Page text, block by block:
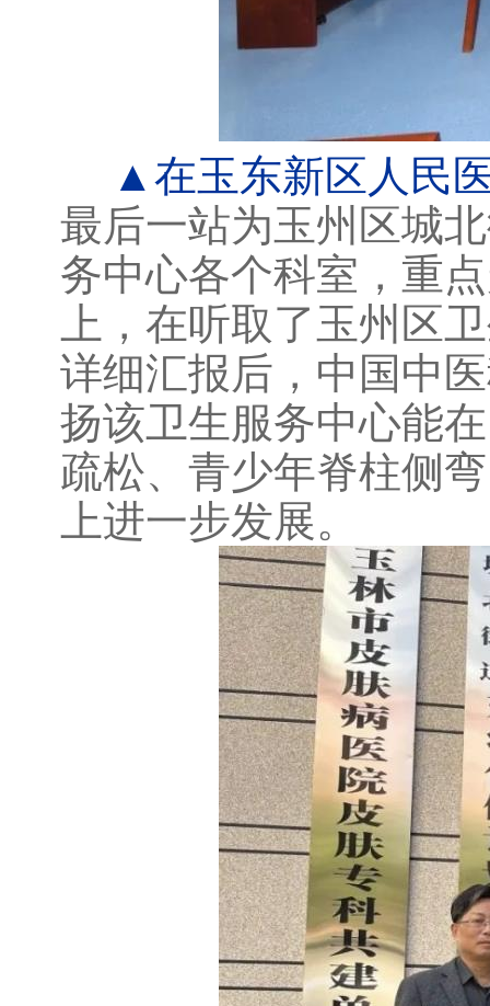
▲在玉东新区人民
最后一站为玉州区城
务中心各个科室，重
上，在听取了玉州区
详细汇报后，中国中
扬该卫生服务中心能
疏松、青少年脊柱侧
上进一步发展。